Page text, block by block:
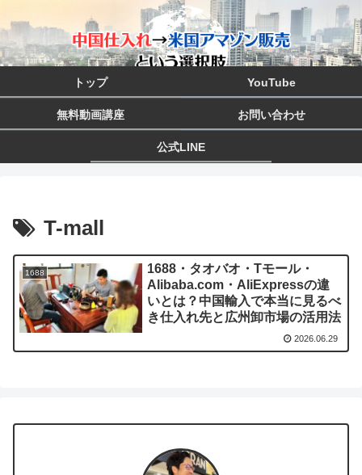
トップ YouTube
無料動画講座 お問い合わせ
公式LINE
T-mall
1688
1688・タオバオ・Tモール・
Alibaba.com・AliExpressの違
いとは？中国輸入で本当に見るべ
き仕入れ先と広州卸市場の活用法
2026.06.29